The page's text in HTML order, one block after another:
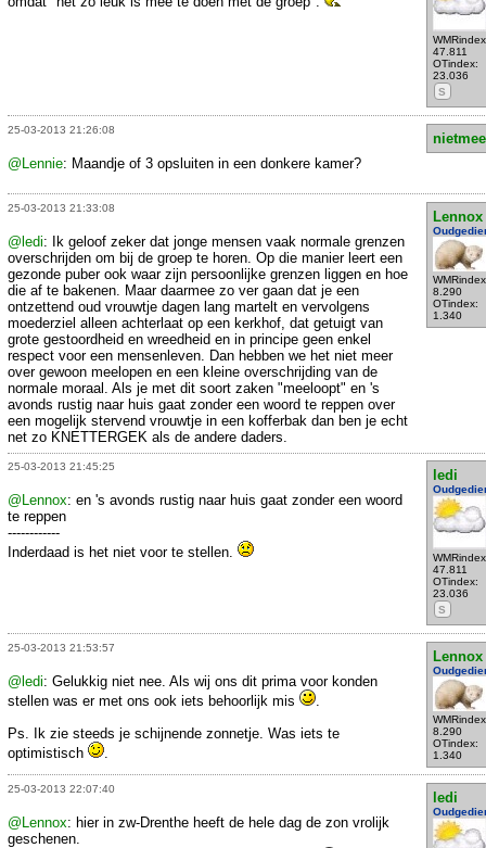
47.811
OTindex:
23.036
S
25-03-2013 21:26:08
@Lennie: Maandje of 3 opsluiten in een donkere kamer?
25-03-2013 21:33:08
Lennox
8.290
OTindex:
1.340
@ledi: Ik geloof zeker dat jonge mensen vaak normale grenzen
overschrijden om bij de groep te horen. Op die manier leert een
gezonde puber ook waar zijn persoonlijke grenzen liggen en hoe
die af te bakenen. Maar daarmee zo ver gaan dat je een
ontzettend oud vrouwtje dagen lang martelt en vervolgens
moederziel alleen achterlaat op een kerkhof, dat getuigt van
grote gestoordheid en wreedheid en in principe geen enkel
respect voor een mensenleven. Dan hebben we het niet meer
over gewoon meelopen en een kleine overschrijding van de
normale moraal. Als je met dit soort zaken "meeloopt" en 's
avonds rustig naar huis gaat zonder een woord te reppen over
een mogelijk stervend vrouwtje in een kofferbak dan ben je echt
net zo KNETTERGEK als de andere daders.
25-03-2013 21:45:25
ledi
47.811
OTindex:
23.036
S
@Lennox: en 's avonds rustig naar huis gaat zonder een woord
te reppen
------------
Inderdaad is het niet voor te stellen.
25-03-2013 21:53:57
Lennox
8.290
OTindex:
1.340
@ledi: Gelukkig niet nee. Als wij ons dit prima voor konden
stellen was er met ons ook iets behoorlijk mis
Ps. Ik zie steeds je schijnende zonnetje. Was iets te
optimistisch
25-03-2013 22:07:40
ledi
@Lennox: hier in zw-Drenthe heeft de hele dag de zon vrolijk
geschenen.